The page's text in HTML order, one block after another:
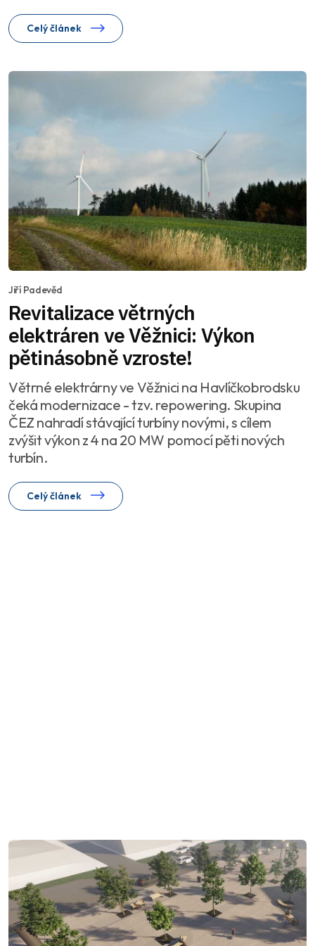
Celý článek
Jiří Padevěd
Revitalizace větrných
elektráren ve Věžnici: Výkon
pětinásobně vzroste!
Větrné elektrárny ve Věžnici na Havlíčkobrodsku
čeká modernizace - tzv. repowering. Skupina
ČEZ nahradí stávající turbíny novými, s cílem
zvýšit výkon z 4 na 20 MW pomocí pěti nových
turbín.
Celý článek